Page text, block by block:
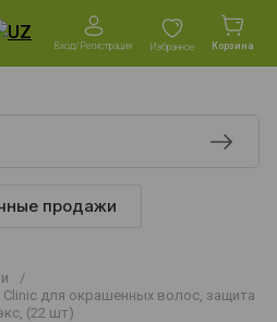
Вход/Регистрация Избранное Корзина
продажи
/
для окрашенных волос, защита
(22 шт)